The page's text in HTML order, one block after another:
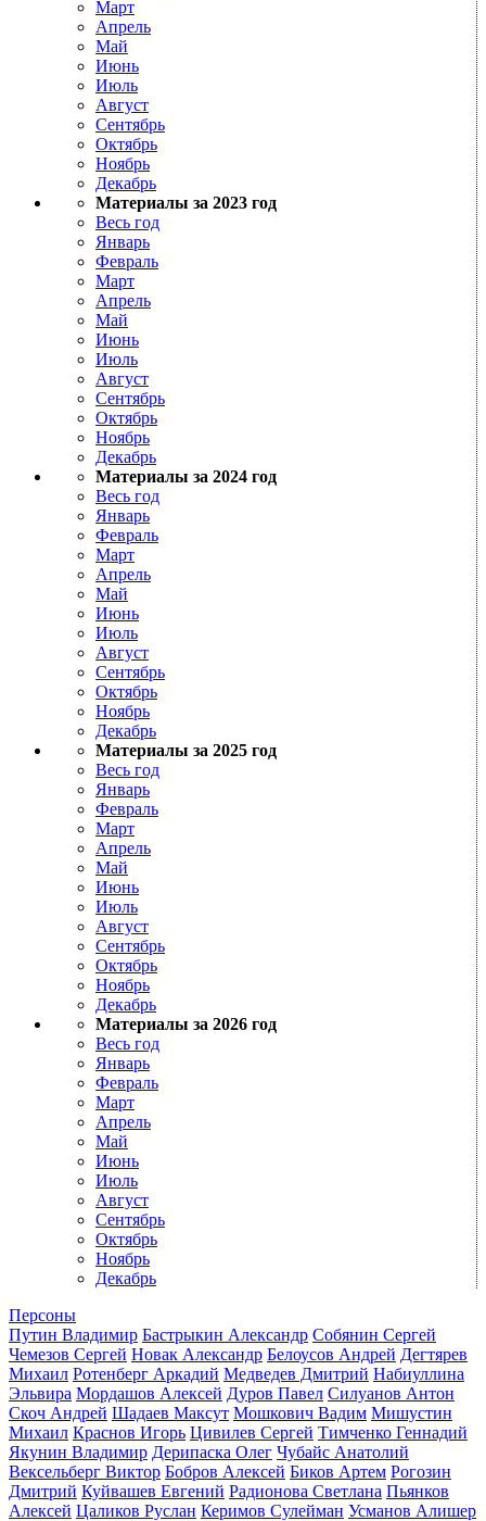
Март
Апрель
Май
Июнь
Июль
Август
Сентябрь
Октябрь
Ноябрь
Декабрь
Материалы за 2023 год
Весь год
Январь
Февраль
Март
Апрель
Май
Июнь
Июль
Август
Сентябрь
Октябрь
Ноябрь
Декабрь
Материалы за 2024 год
Весь год
Январь
Февраль
Март
Апрель
Май
Июнь
Июль
Август
Сентябрь
Октябрь
Ноябрь
Декабрь
Материалы за 2025 год
Весь год
Январь
Февраль
Март
Апрель
Май
Июнь
Июль
Август
Сентябрь
Октябрь
Ноябрь
Декабрь
Материалы за 2026 год
Весь год
Январь
Февраль
Март
Апрель
Май
Июнь
Июль
Август
Сентябрь
Октябрь
Ноябрь
Декабрь
Персоны
Путин Владимир Бастрыкин Александр Собянин Сергей
Чемезов Сергей Новак Александр Белоусов Андрей Дегтярев
Михаил Ротенберг Аркадий Медведев Дмитрий Набиуллина
Эльвира Мордашов Алексей Дуров Павел Силуанов Антон
Скоч Андрей Шадаев Максут Мошкович Вадим Мишустин
Михаил Краснов Игорь Цивилев Сергей Тимченко Геннадий
Якунин Владимир Дерипаска Олег Чубайс Анатолий
Вексельберг Виктор Бобров Алексей Биков Артем Рогозин
Дмитрий Куйвашев Евгений Радионова Светлана Пьянков
Алексей Цаликов Руслан Керимов Сулейман Усманов Алишер